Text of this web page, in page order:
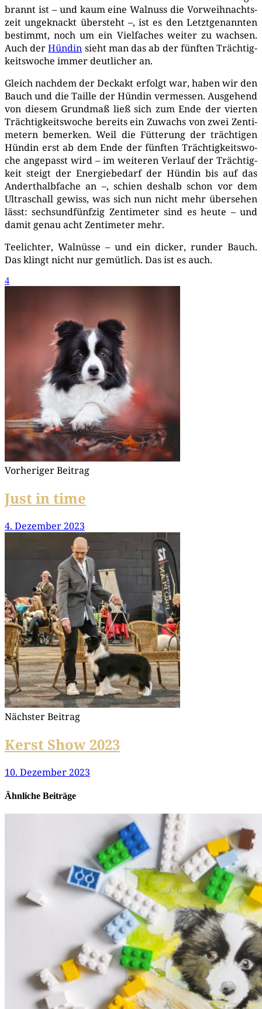
brannt ist – und kaum eine Wal­nuss die Vor­weih­nachts­
zeit unge­knackt über­steht –, ist es den Letzt­ge­nann­ten
bestimmt, noch um ein Viel­fa­ches wei­ter zu wach­sen.
Auch derHün­din sieht man das ab der fünf­ten Träch­tig­
keits­wo­che immer deut­li­cher an.
Gleich nach­dem der Deck­akt erfolgt war, haben wir den
Bauch und die Tail­le der Hün­din ver­mes­sen. Aus­ge­hend
von die­sem Grund­maß ließ sich zum Ende der vier­ten
Träch­tig­keits­wo­che bereits ein Zuwachs von zwei Zen­ti­
me­tern bemer­ken. Weil die Füt­te­rung der träch­ti­gen
Hün­din erst ab dem Ende der fünf­ten Träch­tig­keits­wo­
che ange­passt wird – im wei­te­ren Ver­lauf der Träch­tig­
keit steigt der Ener­gie­be­darf der Hün­din bis auf das
Andert­halb­fa­che an –, schien des­halb schon vor dem
Ultra­schall gewiss, was sich nun nicht mehr über­se­hen
lässt: sechs­und­fünf­zig Zen­ti­me­ter sind es heu­te – und
damit genau acht Zen­ti­me­ter mehr.
Tee­lich­ter, Wal­nüs­se – und ein dicker, run­der Bauch.
Das klingt nicht nur gemüt­lich. Das ist es auch.
4
Vorheriger Beitrag
Just in time
4. Dezember 2023
Nächster Beitrag
Kerst Show 2023
10. Dezember 2023
Ähnliche Beiträge